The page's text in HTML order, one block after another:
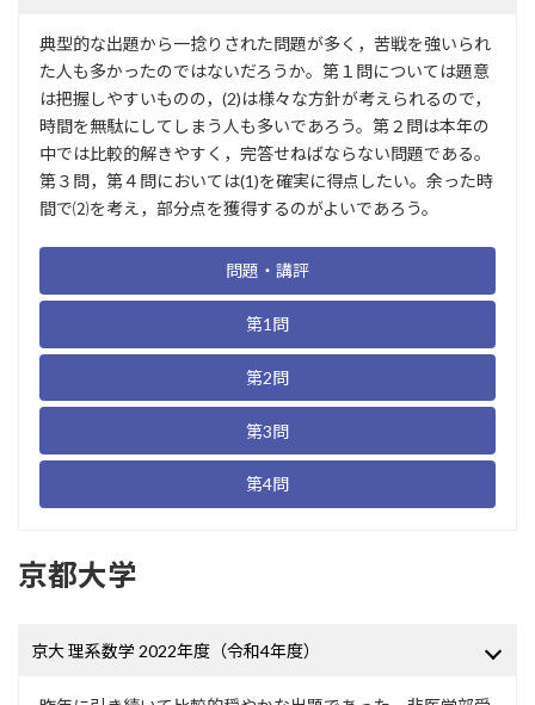
典型的な出題から一捻りされた問題が多く，苦戦を強いられ
た人も多かったのではないだろうか。第１問については題意
は把握しやすいものの，(2)は様々な方針が考えられるので，
時間を無駄にしてしまう人も多いであろう。第２問は本年の
中では比較的解きやすく，完答せねばならない問題である。
第３問，第４問においては(1)を確実に得点したい。余った時
間で⑵を考え，部分点を獲得するのがよいであろう。
問題・講評
第1問
第2問
第3問
第4問
京都大学
京大 理系数学 2022年度（令和4年度）